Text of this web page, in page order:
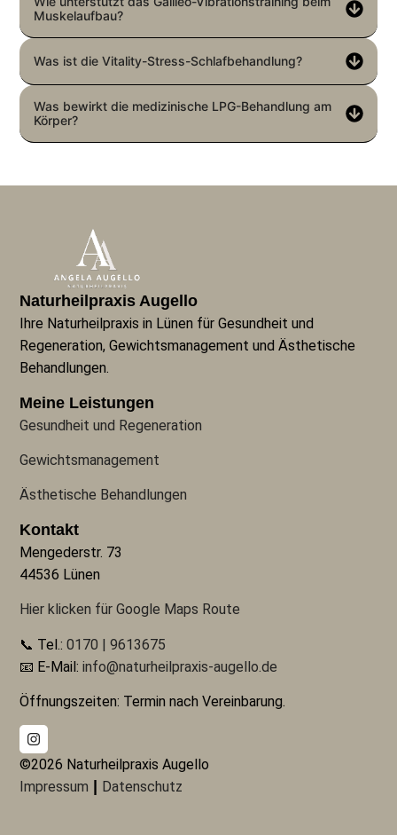
Muskelaufbau?
Was ist die Vitality-Stress-Schlafbehandlung?
Was bewirkt die medizinische LPG-Behandlung am
Körper?
Naturheilpraxis Augello
Ihre Naturheilpraxis in Lünen für Gesundheit und
Regeneration, Gewichtsmanagement und Ästhetische
Behandlungen.
Meine Leistungen
Gesundheit und Regeneration
Gewichtsmanagement
Ästhetische Behandlungen
Kontakt
Mengederstr. 73
44536 Lünen
Hier klicken für Google Maps Route
📞 Tel.:0170 | 9613675
📧 E-Mail:info@naturheilpraxis-augello.de
Öffnungszeiten: Termin nach Vereinbarung.
©2026 Naturheilpraxis Augello
Impressum
Datenschutz